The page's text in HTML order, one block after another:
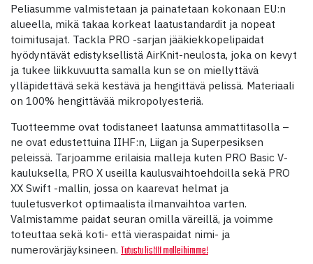
Peliasumme valmistetaan ja painatetaan kokonaan EU:n
alueella, mikä takaa korkeat laatustandardit ja nopeat
toimitusajat. Tackla PRO -sarjan jääkiekkopelipaidat
hyödyntävät edistyksellistä AirKnit-neulosta, joka on kevyt
ja tukee liikkuvuutta samalla kun se on miellyttävä
ylläpidettävä sekä kestävä ja hengittävä pelissä. Materiaali
on 100% hengittävää mikropolyesteriä.
Tuotteemme ovat todistaneet laatunsa ammattitasolla –
ne ovat edustettuina IIHF:n, Liigan ja Superpesiksen
peleissä. Tarjoamme erilaisia malleja kuten PRO Basic V-
kauluksella, PRO X useilla kaulusvaihtoehdoilla sekä PRO
XX Swift -mallin, jossa on kaarevat helmat ja
tuuletusverkot optimaalista ilmanvaihtoa varten.
Valmistamme paidat seuran omilla väreillä, ja voimme
toteuttaa sekä koti- että vieraspaidat nimi- ja
numerovärjäyksineen. Tutustu lisää malleihimme!